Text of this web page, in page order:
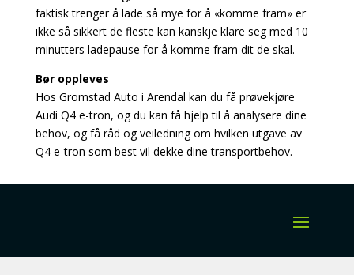
faktisk trenger å lade så mye for å «komme fram» er
ikke så sikkert de fleste kan kanskje klare seg med 10
minutters ladepause for å komme fram dit de skal.
Bør oppleves
Hos Gromstad Auto i Arendal kan du få prøvekjøre
Audi Q4 e-tron, og du kan få hjelp til å analysere dine
behov, og få råd og veiledning om hvilken utgave av
Q4 e-tron som best vil dekke dine transportbehov.